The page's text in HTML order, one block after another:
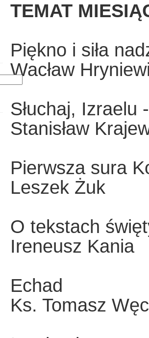
TEMAT
Piękno i siła
Wacław
Słuchaj, Izraelu
Stanisław
Pierwsza sura
Leszek Żuk
O tekstach
Ireneusz Kania
Echad
Ks. Tomasz